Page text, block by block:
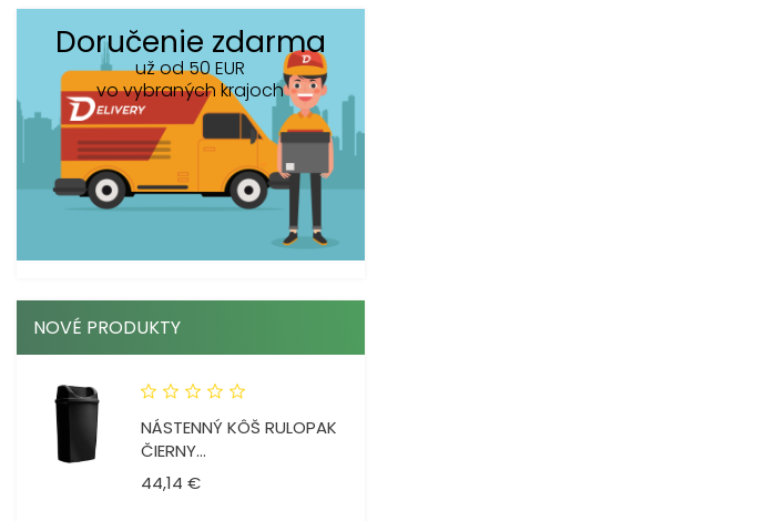
Doručenie zdarma
už od 50 EUR
vo vybraných krajoch
NOVÉ PRODUKTY
NÁSTENNÝ KÔŠ RULOPAK
ČIERNY...
44,14 €Cena